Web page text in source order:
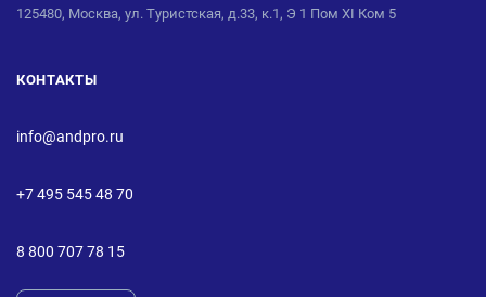
125480, Москва, ул. Туристская, д.33, к.1, Э 1 Пом XI Ком 5
КОНТАКТЫ
info@andpro.ru
+7 495 545 48 70
8 800 707 78 15